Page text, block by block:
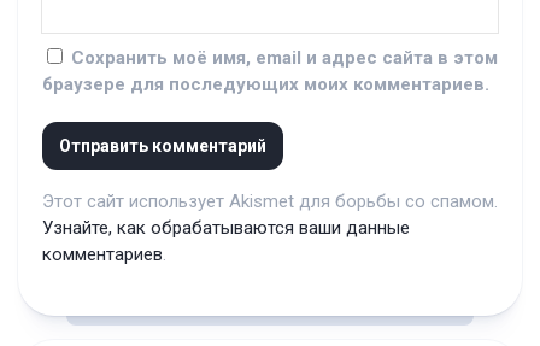
Сохранить моё имя, email и адрес сайта в этом
браузере для последующих моих комментариев.
Этот сайт использует Akismet для борьбы со спамом.
Узнайте, как обрабатываются ваши данные
комментариев.